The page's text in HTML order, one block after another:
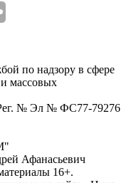
по надзору в сфере
массовых
№ Эл № ФС77-79276
Афанасьевич
16+.